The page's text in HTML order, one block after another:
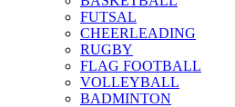
FUTSAL
CHEERLEADING
RUGBY
FLAG FOOTBALL
VOLLEYBALL
BADMINTON